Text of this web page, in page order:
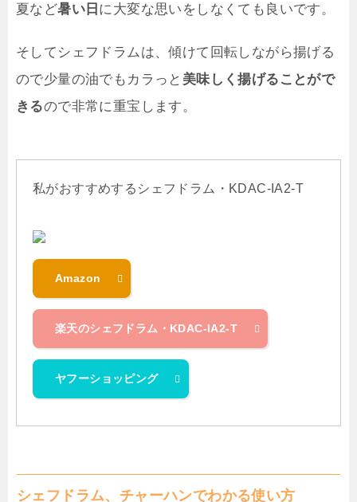
夏など暑い日 に大変な思いをしなくても良いです。
そしてシェフドラムは、傾けて回転しながら揚げる
ので少量の油でもカラっと 美味しく揚げることがで
きるので非常に重宝します。
私がおすすめするシェフドラム・KDAC-IA2-T
Amazon
楽天のシェフドラム・KDAC-IA2-T
ヤフーショッピング
シェフドラム、チャーハンでわかる使い方